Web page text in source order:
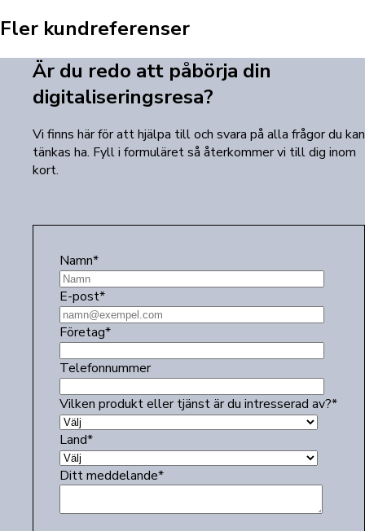
Fler kundreferenser
Är du redo att påbörja din
digitaliseringsresa?
Vi finns här för att hjälpa till och svara på alla frågor du kan
tänkas ha. Fyll i formuläret så återkommer vi till dig inom
kort.
Namn*
E-post*
Företag*
Telefonnummer
Vilken produkt eller tjänst är du intresserad av?*
Land*
Ditt meddelande*